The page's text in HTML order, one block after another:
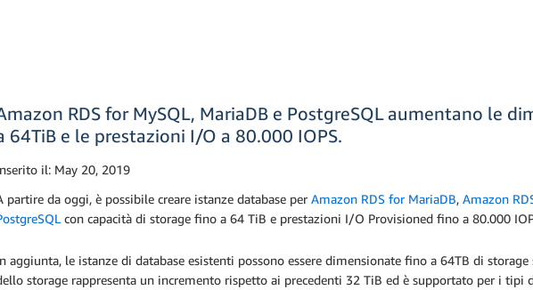
RDS for MySQL, MariaDB e PostgreSQL aumentano le
64TiB e le prestazioni I/O a 80.000 IOPS.
il: May 20, 2019
partire da oggi, è possibile creare istanze database per Amazon RDS for MariaDB, Amazon
con capacità di storage fino a 64 TiB e prestazioni I/O Provisioned fino a 80.000
aggiunta, le istanze di database esistenti possono essere dimensionate fino a 64TB di
storage rappresenta un incremento rispetto ai precedenti 32 TiB ed è supportato per i tipi